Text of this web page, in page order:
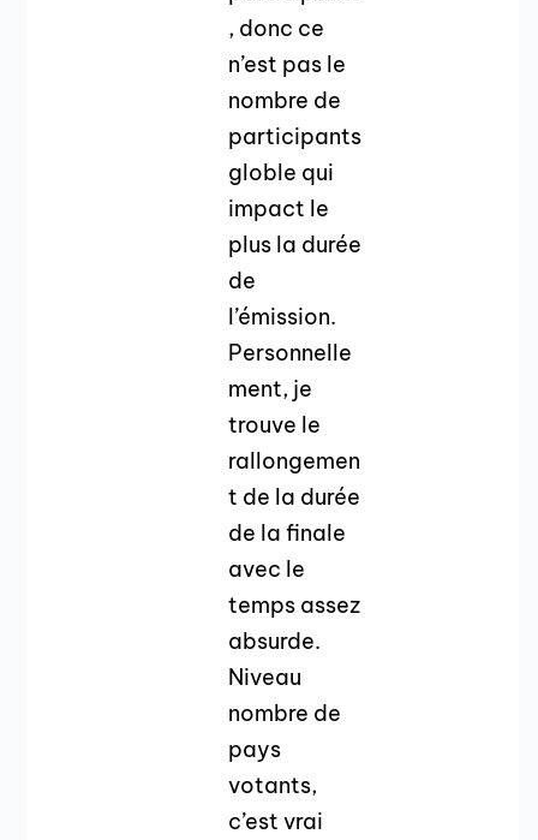
, donc ce
n’est pas le
nombre de
participants
globle qui
impact le
plus la durée
de
l’émission.
Personnelle
ment, je
trouve le
rallongemen
t de la durée
de la finale
avec le
temps assez
absurde.
Niveau
nombre de
pays
votants,
c’est vrai